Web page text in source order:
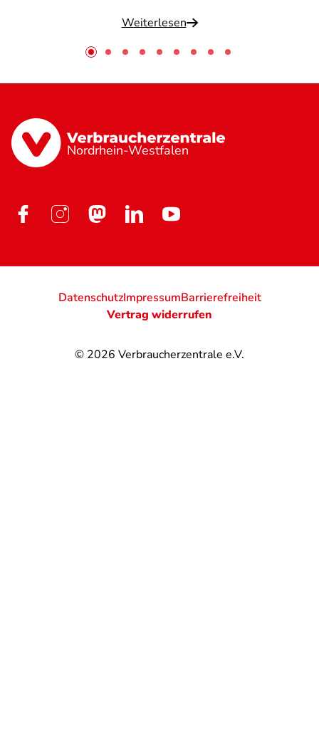
Weiterlesen
Nordrhein-Westfalen
© 2026 Verbraucherzentrale e.V.
DatenschutzImpressumBarrierefreiheit
Vertrag widerrufen